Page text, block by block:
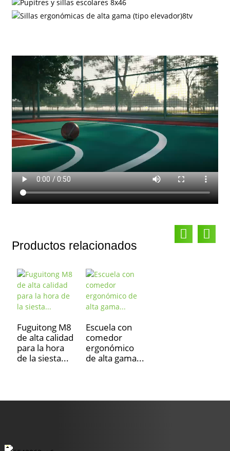
Productos relacionados
Fuguitong M8
de alta calidad
para la hora
de la siesta...
Escuela con
comedor
ergonómico
de alta gama...